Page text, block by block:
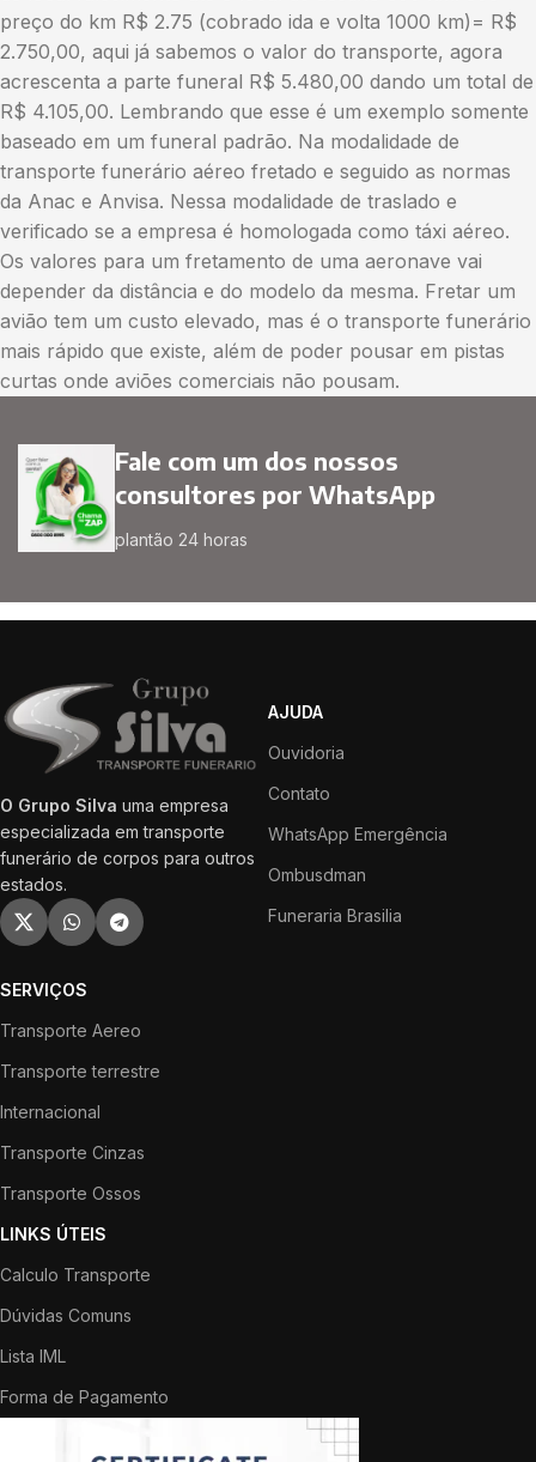
preço do km R$ 2.75 (cobrado ida e volta 1000 km)= R$
2.750,00, aqui já sabemos o valor do transporte, agora
acrescenta a parte funeral R$ 5.480,00 dando um total de
R$ 4.105,00. Lembrando que esse é um exemplo somente
baseado em um funeral padrão. Na modalidade de
transporte funerário aéreo fretado e seguido as normas
da Anac e Anvisa. Nessa modalidade de traslado e
verificado se a empresa é homologada como táxi aéreo.
Os valores para um fretamento de uma aeronave vai
depender da distância e do modelo da mesma. Fretar um
avião tem um custo elevado, mas é o transporte funerário
mais rápido que existe, além de poder pousar em pistas
curtas onde aviões comerciais não pousam.
Fale com um dos nossos
consultores por WhatsApp
plantão 24 horas
O Grupo Silva uma empresa
especializada em transporte
funerário de corpos para outros
estados.
AJUDA
Ouvidoria
Contato
WhatsApp Emergência
Ombusdman
Funeraria Brasilia
SERVIÇOS
Transporte Aereo
Transporte terrestre
Internacional
Transporte Cinzas
Transporte Ossos
LINKS ÚTEIS
Calculo Transporte
Dúvidas Comuns
Lista IML
Forma de Pagamento